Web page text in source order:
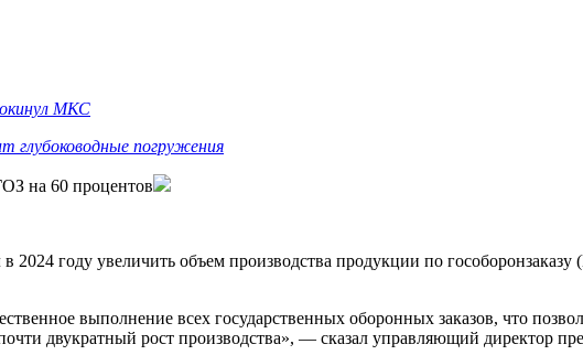
МКС
глубоководные погружения
на 60 процентов
году увеличить объем производства продукции по
выполнение всех государственных оборонных заказов, что
двукратный рост производства», — сказал управляющий директор